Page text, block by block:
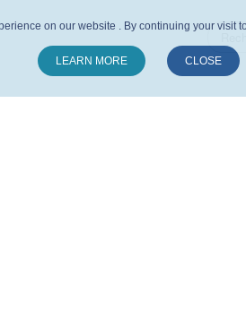
on our website . By continuing your visit
LEARN MORE CLOSE